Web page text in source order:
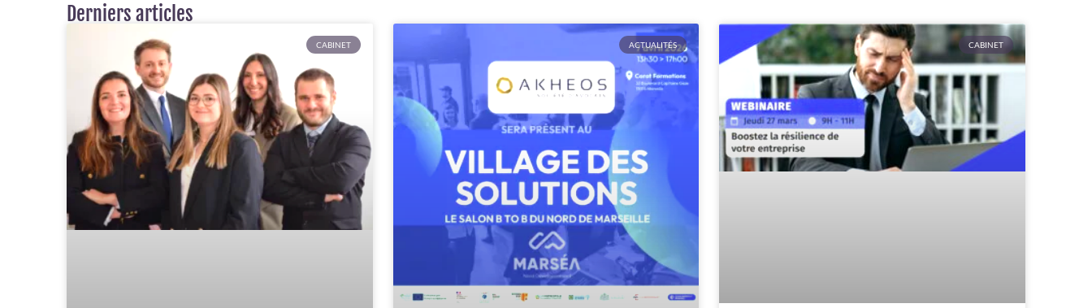
Derniers articles
CABINET ACTUALITÉS CABINET